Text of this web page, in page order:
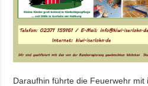
Daraufhin führte die Feuerwehr mit